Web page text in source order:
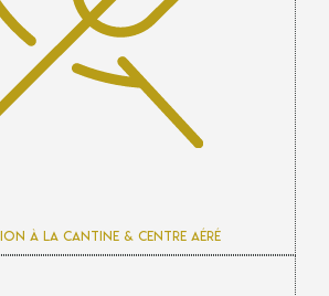
à la cantine & centre aéré